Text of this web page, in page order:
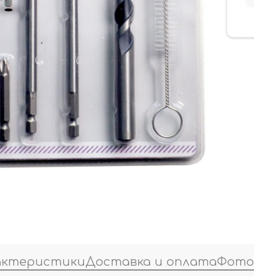
Доставка и оплатаФото